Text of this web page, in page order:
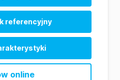
referencyjny
Assay RRG (DE)
online